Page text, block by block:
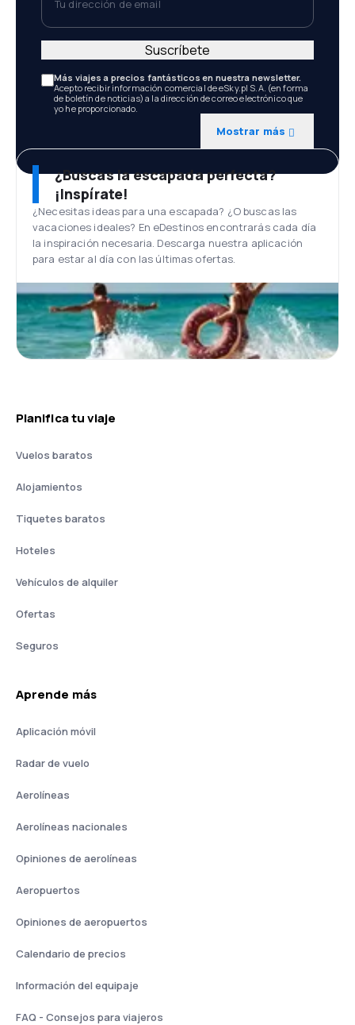
Más viajes a precios fantásticos en nuestra newsletter.
Acepto recibir información comercial de eSky.pl S.A. (en forma
de boletín de noticias) a la dirección de correo electrónico que
yo he proporcionado.
Mostrar más
Suscríbete
¿Buscas la escapada perfecta?
¡Inspírate!
¿Necesitas ideas para una escapada? ¿O buscas las
vacaciones ideales? En eDestinos encontrarás cada día
la inspiración necesaria. Descarga nuestra aplicación
para estar al día con las últimas ofertas.
Planifica tu viaje
Vuelos baratos
Alojamientos
Tiquetes baratos
Hoteles
Vehículos de alquiler
Ofertas
Seguros
Aprende más
Aplicación móvil
Radar de vuelo
Aerolíneas
Aerolíneas nacionales
Opiniones de aerolíneas
Aeropuertos
Opiniones de aeropuertos
Calendario de precios
Información del equipaje
FAQ - Consejos para viajeros